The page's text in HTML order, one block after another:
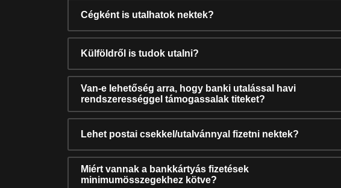
Cégként is utalhatok nektek?
Külföldről is tudok utalni?
Van-e lehetőség arra, hogy banki utalással havi
rendszerességgel támogassalak titeket?
Lehet postai csekkel/utalvánnyal fizetni nektek?
Miért vannak a bankkártyás fizetések
minimumösszegekhez kötve?